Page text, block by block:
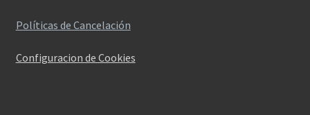
Políticas de Cancelación
Configuracion de Cookies